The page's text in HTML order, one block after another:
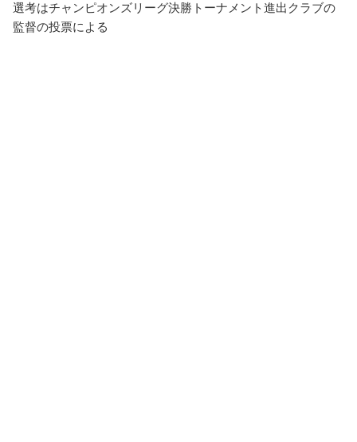
選考はチャンピオンズリーグ決勝トーナメント進出クラブの
監督の投票による